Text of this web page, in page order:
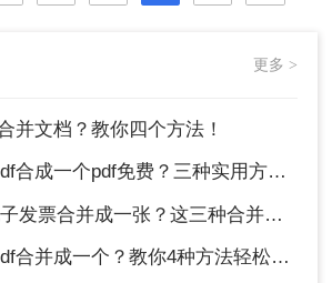
你也想要知道pdf
更多 >
并文档？教你四个方法！
成一个pdf免费？三种实用方法分享！
合并成一张？这三种合并方法学习一下!
并成一个？教你4种方法轻松完成合并！